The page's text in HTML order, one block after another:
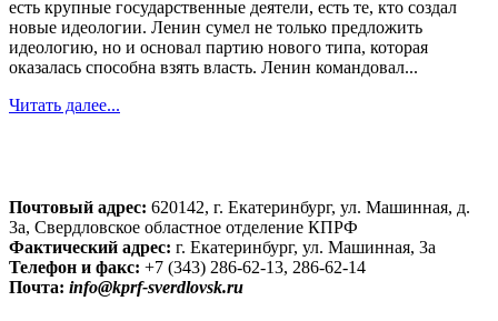
есть крупные государственные деятели, есть те, кто создал
новые идеологии. Ленин сумел не только предложить
идеологию, но и основал партию нового типа, которая
оказалась способна взять власть. Ленин командовал...
Читать далее...
Почтовый адрес: 620142, г. Екатеринбург, ул. Машинная, д.
3а, Свердловское областное отделение КПРФ
Фактический адрес: г. Екатеринбург, ул. Машинная, 3а
Телефон и факс: +7 (343) 286-62-13, 286-62-14
Почта: info@kprf-sverdlovsk.ru